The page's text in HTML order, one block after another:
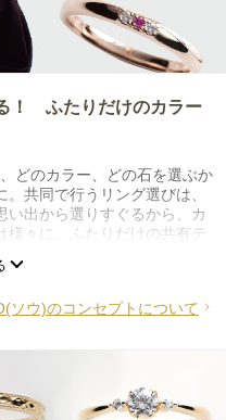
！ ふたりだけのカラー
どのカラー、どの石を選ぶか
共同で行うリング選びは、
い出から選りすぐるから、カ
様々に。ふたりだけの共有テ
ソウ)のコンセプトについて